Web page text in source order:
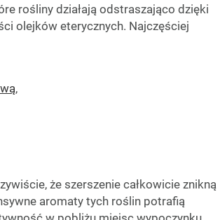
rośliny działają odstraszająco dzięki
olejków eterycznych. Najczęściej
,
że szerszenie całkowicie znikną
aromaty tych roślin potrafią